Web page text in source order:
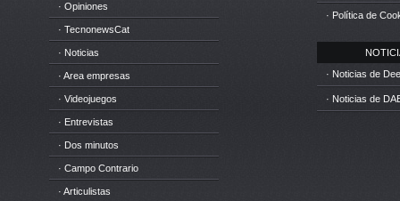
· Opiniones
· TecnonewsCat
· Noticias
· Area empresas
· Videojuegos
· Entrevistas
· Dos minutos
· Campo Contrario
· Articulistas
· Política de
· Noticias de
· Noticias de